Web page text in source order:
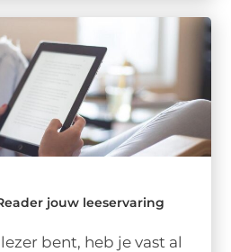
jouw leeservaring
bent, heb je vast al